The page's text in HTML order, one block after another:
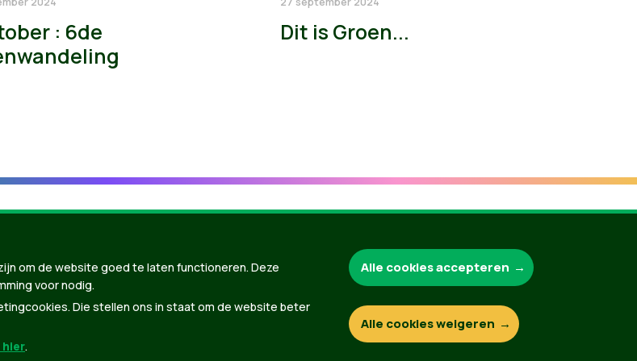
: 6de
Dit is Groen...
Groen.be
door
om de website goed te laten functioneren. Deze
voor nodig.
Die stellen ons in staat om de website beter
hier.
Alle cookies accepteren
Alle cookies weigeren